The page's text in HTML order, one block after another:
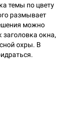
темы по цвету
размывает
можно
заголовка окна,
охры. В